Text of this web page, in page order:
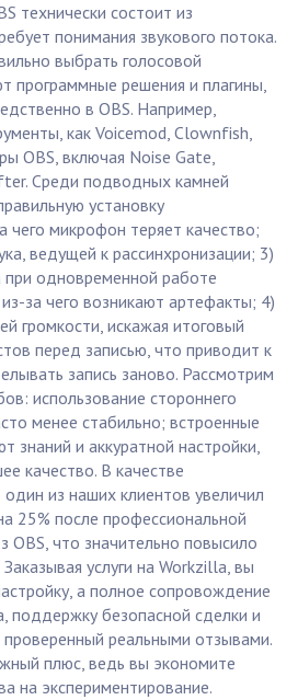
технически состоит из
понимания звукового потока.
выбрать голосовой
программные решения и плагины,
в OBS. Например,
как Voicemod, Clownfish,
OBS, включая Noise Gate,
Среди подводных камней
установку
чего микрофон теряет качество;
ведущей к рассинхронизации; 3)
при одновременной работе
за чего возникают артефакты; 4)
громкости, искажая итоговый
перед записью, что приводит к
запись заново. Рассмотрим
использование стороннего
менее стабильно; встроенные
знаний и аккуратной настройки,
качество. В качестве
один из наших клиентов увеличил
25% после профессиональной
OBS, что значительно повысило
услуги на Workzilla, вы
а полное сопровождение
поддержку безопасной сделки и
проверенный реальными отзывами.
плюс, ведь вы экономите
на экспериментирование.